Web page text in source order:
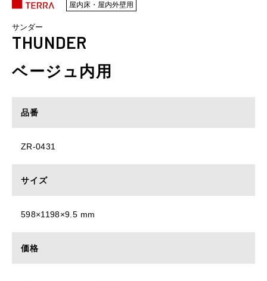
屋内床・屋内外壁用
サンダー
THUNDER
ベージュ内用
品番
ZR-0431
サイズ
598×1198×9.5 mm
価格